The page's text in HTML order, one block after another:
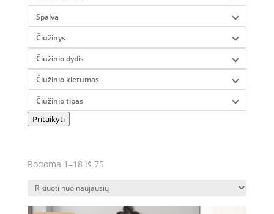
Spalva
Čiužinys
Čiužinio dydis
Čiužinio kietumas
Čiužinio tipas
Pritaikyti
Rodoma 1–18 iš 75Rūšiuojama
naujausią